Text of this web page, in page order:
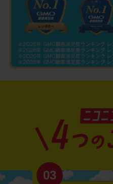
03